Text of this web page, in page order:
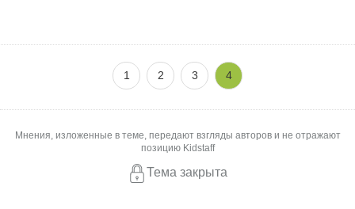
и ставите кислые морды под фото тех, кто
бросил вам вызов! И смачно раздаёте советы по
питанию, по диагнозам, гуру прям на
минималках
1 2 3 4
Мнения, изложенные в теме, передают взгляды авторов и не отражают
позицию Kidstaff
Тема закрыта